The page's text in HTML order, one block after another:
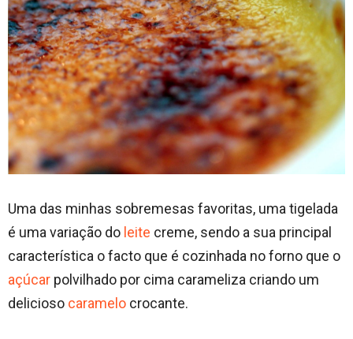
Uma das minhas sobremesas favoritas, uma tigelada
é uma variação do leite creme, sendo a sua principal
característica o facto que é cozinhada no forno que o
açúcar polvilhado por cima carameliza criando um
delicioso caramelo crocante.